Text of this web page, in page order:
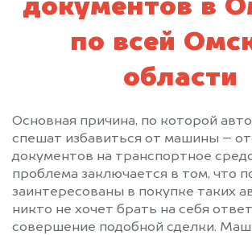
документов в
по всей
области
Основная причина, по которой
спешат избавиться от машины –
документов на транспортное
проблема заключается в том, что
заинтересованы в покупке таких
никто не хочет брать на себя
совершение подобной сделки.